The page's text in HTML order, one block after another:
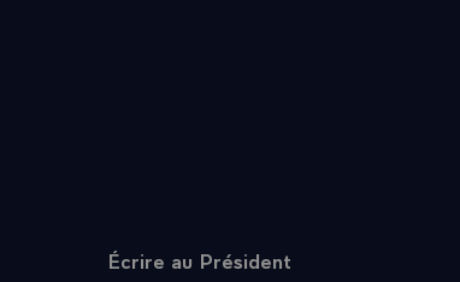
Écrire au Président